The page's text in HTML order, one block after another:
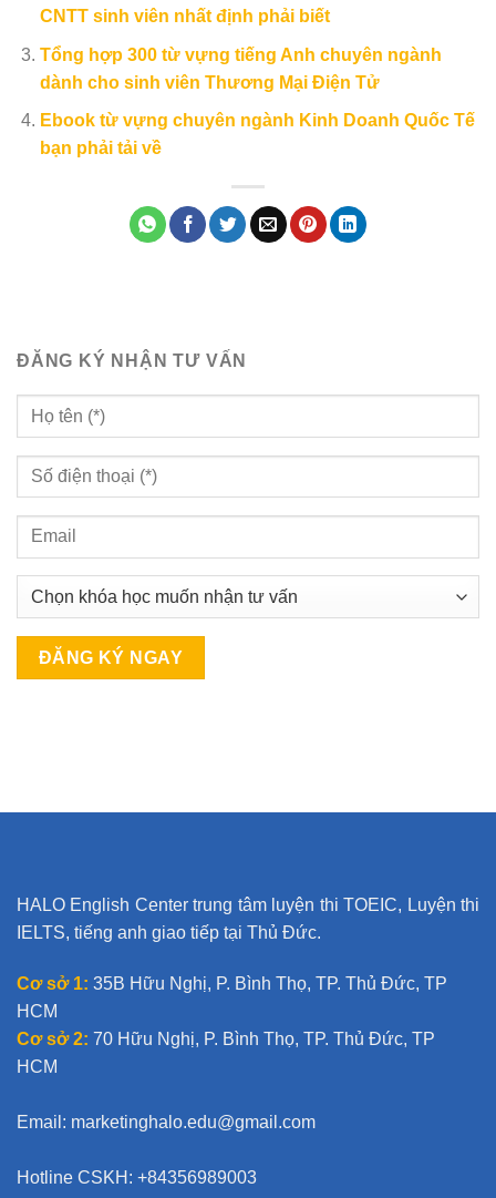
CNTT sinh viên nhất định phải biết
Tổng hợp 300 từ vựng tiếng Anh chuyên ngành
dành cho sinh viên Thương Mại Điện Tử
Ebook từ vựng chuyên ngành Kinh Doanh Quốc Tế
bạn phải tải về
ĐĂNG KÝ NHẬN TƯ VẤN
r
i
v
:
HALO English Center trung tâm luyện thi TOEIC, Luyện thi
IELTS, tiếng anh giao tiếp tại Thủ Đức.
Cơ sở 1: 35B Hữu Nghị, P. Bình Thọ, TP. Thủ Đức, TP
HCM
Cơ sở 2: 70 Hữu Nghị, P. Bình Thọ, TP. Thủ Đức, TP
HCM
Email: marketinghalo.edu@gmail.com
Hotline CSKH: +84356989003